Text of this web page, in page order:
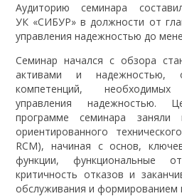
Аудиторию семинара
УК «СИБУР» в должности от
управления надежностью до
Семинар начался с обзора
активами и надежностью,
компетенций,
управления надежностью.
программе семинара заняли
ориентированного
RCM), начиная с основ,
функции, функциональные
критичность отказов и
обслуживания и